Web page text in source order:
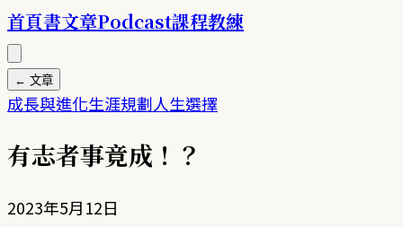
首頁書文章Podcast課程教練
← 文章
成長與進化生涯規劃人生選擇
有志者事竟成！？
2023年5月12日